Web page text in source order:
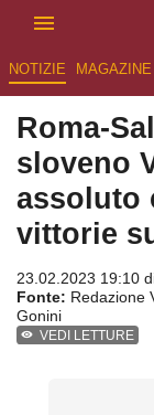
NOTIZIE MAGAZINE
Roma-
sloveno
assoluto
vittorie
23.02.2023 19:10
Fonte: Redazione
Gonini
VEDI LETTURE